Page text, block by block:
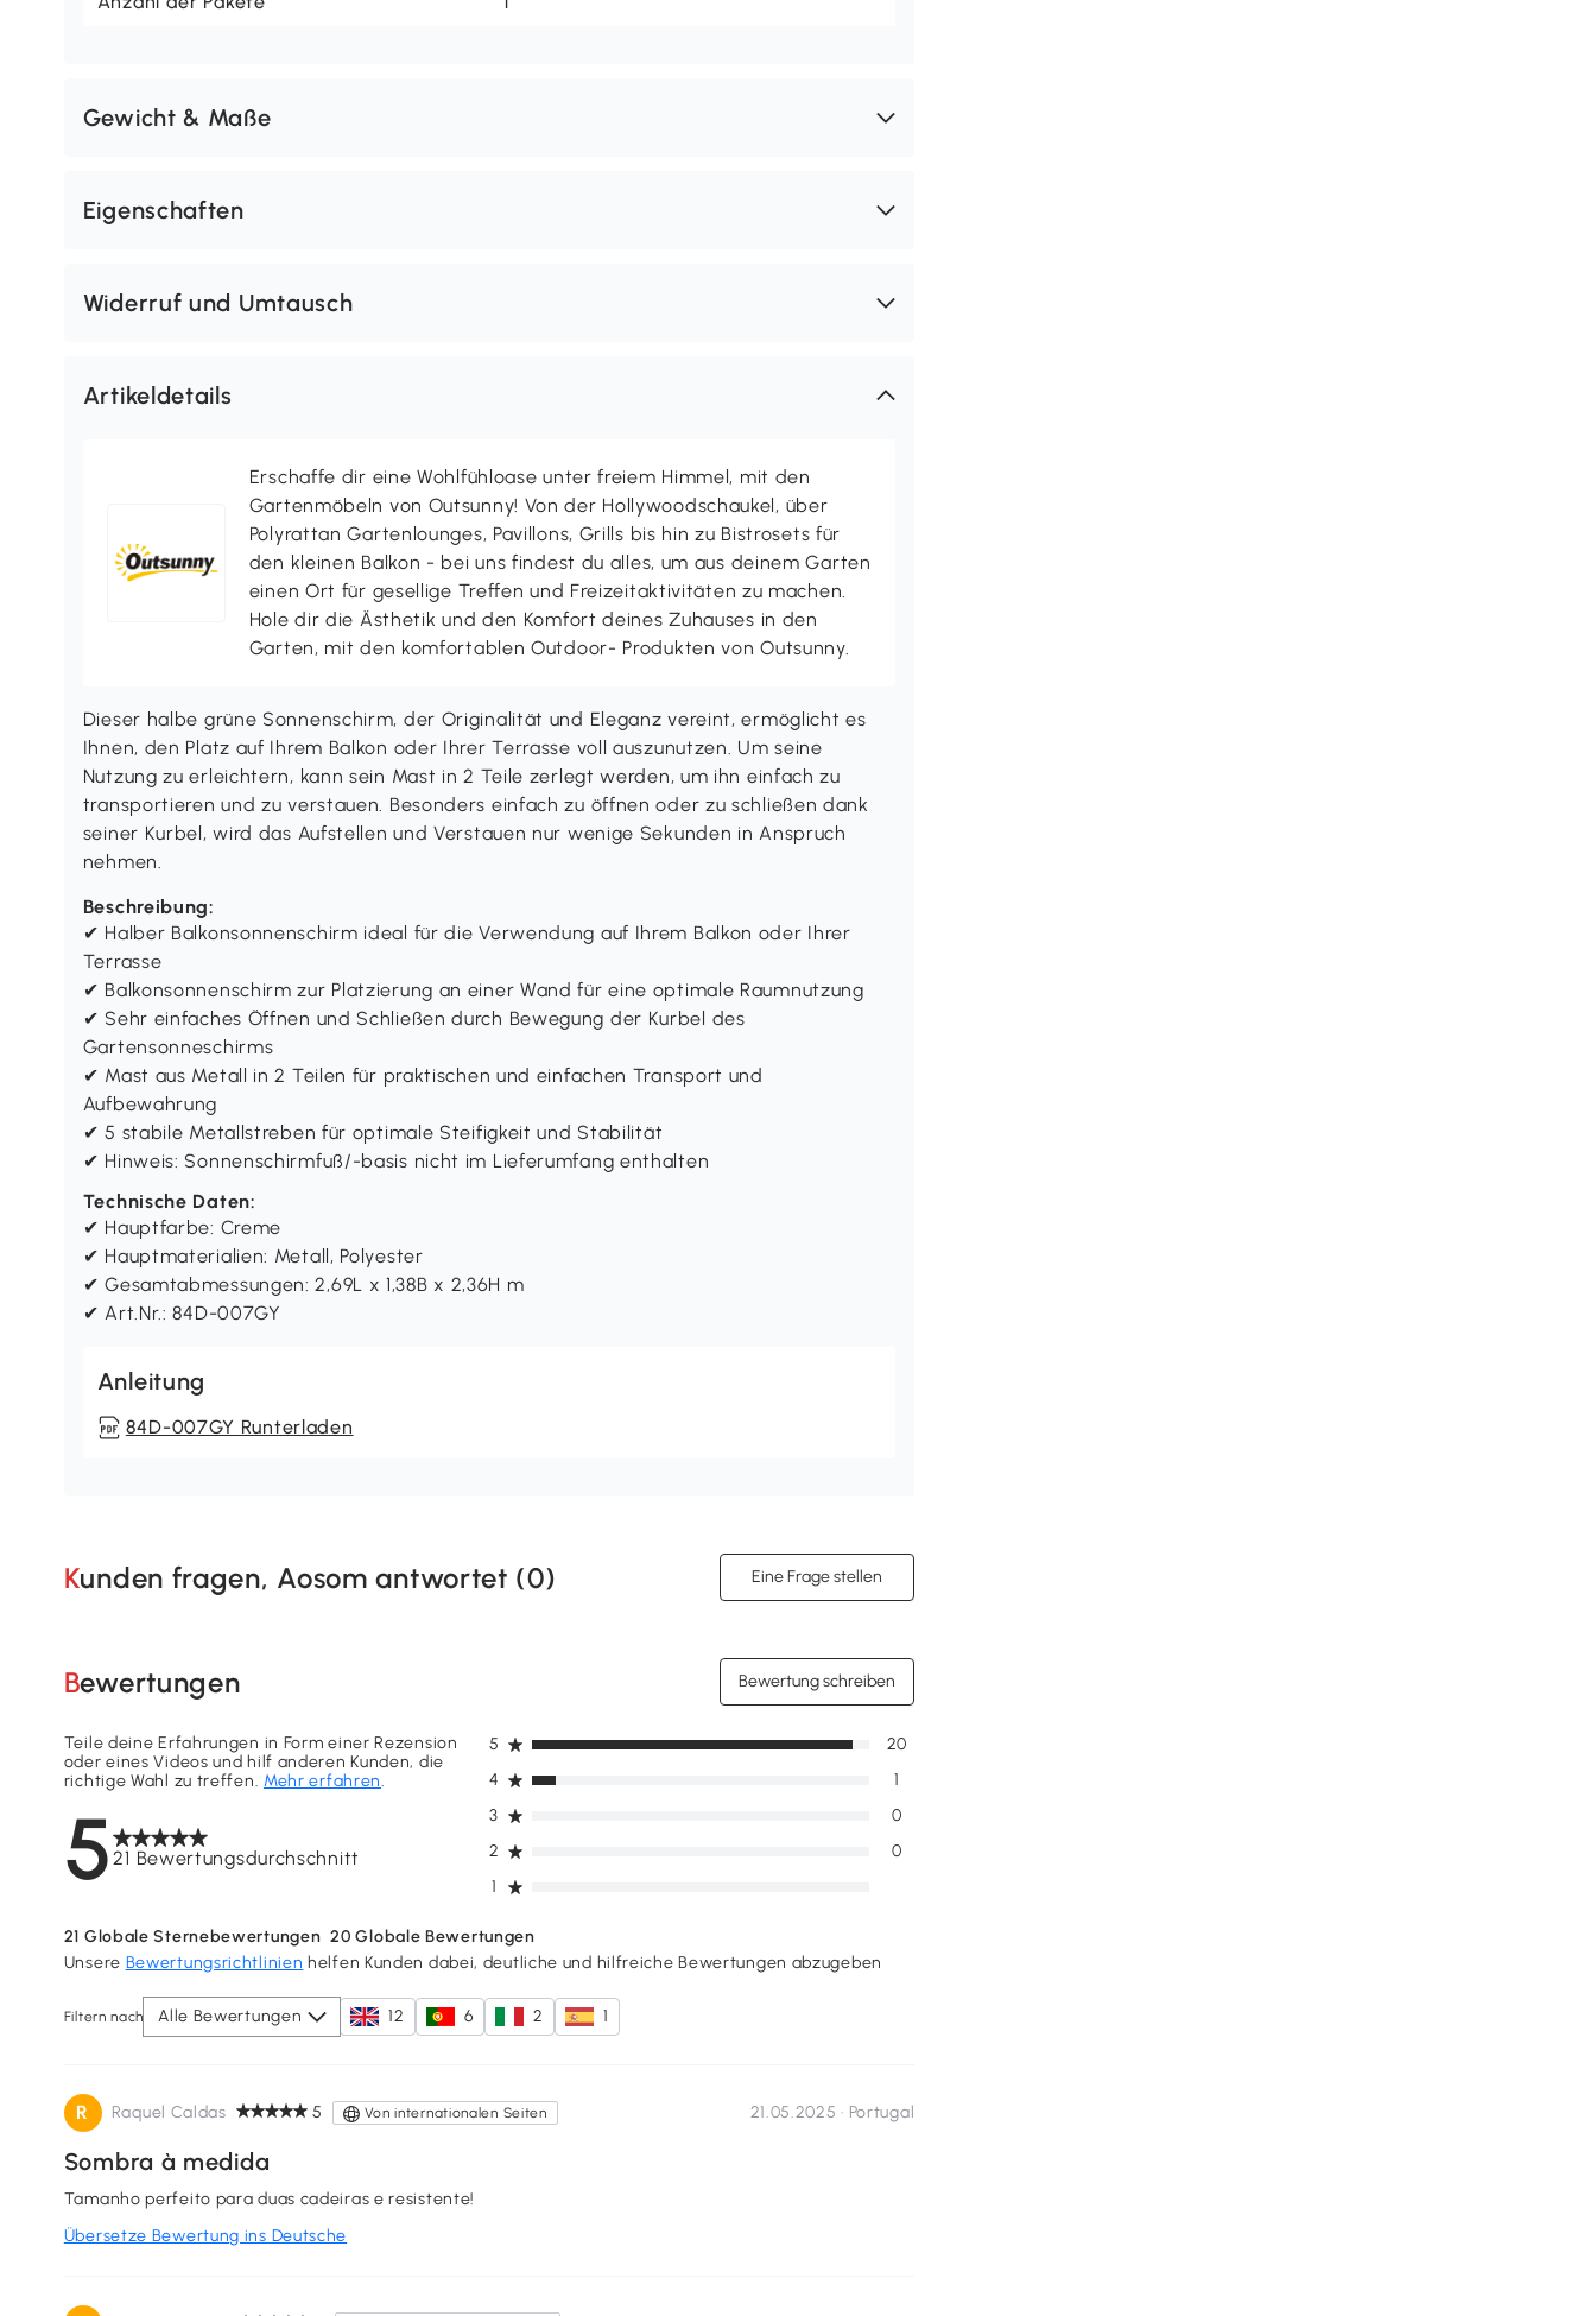
Gewicht & Maße
Eigenschaften
Widerruf und Umtausch
Artikeldetails
Erschaffe dir eine Wohlfühloase unter freiem Himmel, mit den
Gartenmöbeln von Outsunny! Von der Hollywoodschaukel, über
Polyrattan Gartenlounges, Pavillons, Grills bis hin zu Bistrosets für
den kleinen Balkon - bei uns findest du alles, um aus deinem Garten
einen Ort für gesellige Treffen und Freizeitaktivitäten zu machen.
Hole dir die Ästhetik und den Komfort deines Zuhauses in den
Garten, mit den komfortablen Outdoor- Produkten von Outsunny.
Dieser halbe grüne Sonnenschirm, der Originalität und Eleganz vereint, ermöglicht es
Ihnen, den Platz auf Ihrem Balkon oder Ihrer Terrasse voll auszunutzen. Um seine
Nutzung zu erleichtern, kann sein Mast in 2 Teile zerlegt werden, um ihn einfach zu
transportieren und zu verstauen. Besonders einfach zu öffnen oder zu schließen dank
seiner Kurbel, wird das Aufstellen und Verstauen nur wenige Sekunden in Anspruch
nehmen.
Beschreibung:
✔ Halber Balkonsonnenschirm ideal für die Verwendung auf Ihrem Balkon oder Ihrer
Terrasse
✔ Balkonsonnenschirm zur Platzierung an einer Wand für eine optimale Raumnutzung
✔ Sehr einfaches Öffnen und Schließen durch Bewegung der Kurbel des
Gartensonneschirms
✔ Mast aus Metall in 2 Teilen für praktischen und einfachen Transport und
Aufbewahrung
✔ 5 stabile Metallstreben für optimale Steifigkeit und Stabilität
✔ Hinweis: Sonnenschirmfuß/-basis nicht im Lieferumfang enthalten
Technische Daten:
✔ Hauptfarbe: Creme
✔ Hauptmaterialien: Metall, Polyester
✔ Gesamtabmessungen: 2,69L x 1,38B x 2,36H m
✔ Art.Nr.: 84D-007GY
Anleitung
84D-007GY Runterladen
Kunden fragen, Aosom antwortet (0) Eine Frage stellen
Bewertungen Bewertung schreiben
521 Bewertungsdurchschnitt
Teile deine Erfahrungen in Form einer Rezension
oder eines Videos und hilf anderen Kunden, die
richtige Wahl zu treffen. Mehr erfahren.
1
2 0
3 0
4 1
5 20
21 Globale Sternebewertungen 20 Globale Bewertungen
Unsere Bewertungsrichtlinien helfen Kunden dabei, deutliche und hilfreiche Bewertungen abzugeben
Filtern nach Alle Bewertungen 12 6 2 1
R Raquel Caldas 5 Von internationalen Seiten 21.05.2025 · Portugal
Sombra à medida
Tamanho perfeito para duas cadeiras e resistente!
Übersetze Bewertung ins Deutsche